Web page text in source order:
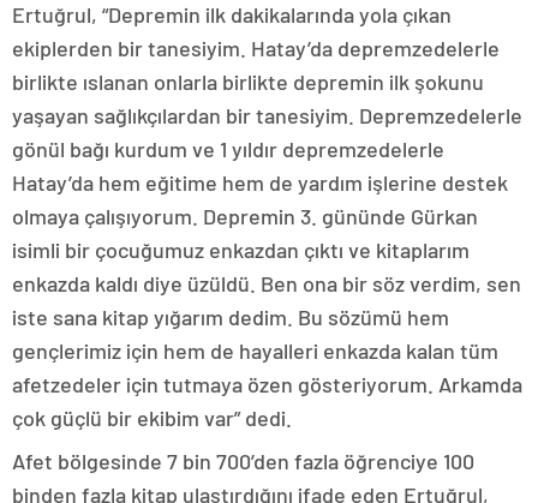
Ertuğrul, “Depremin ilk dakikalarında yola çıkan
ekiplerden bir tanesiyim. Hatay’da depremzedelerle
birlikte ıslanan onlarla birlikte depremin ilk şokunu
yaşayan sağlıkçılardan bir tanesiyim. Depremzedelerle
gönül bağı kurdum ve 1 yıldır depremzedelerle
Hatay’da hem eğitime hem de yardım işlerine destek
olmaya çalışıyorum. Depremin 3. gününde Gürkan
isimli bir çocuğumuz enkazdan çıktı ve kitaplarım
enkazda kaldı diye üzüldü. Ben ona bir söz verdim, sen
iste sana kitap yığarım dedim. Bu sözümü hem
gençlerimiz için hem de hayalleri enkazda kalan tüm
afetzedeler için tutmaya özen gösteriyorum. Arkamda
çok güçlü bir ekibim var” dedi.
Afet bölgesinde 7 bin 700’den fazla öğrenciye 100
binden fazla kitap ulaştırdığını ifade eden Ertuğrul,